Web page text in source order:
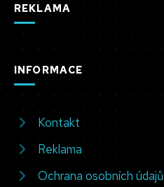
REKLAMA
INFORMACE
Kontakt
Reklama
Ochrana osobních údajů